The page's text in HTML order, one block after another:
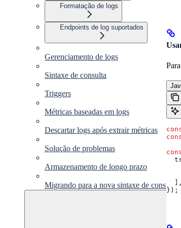
Formatação de logs
Endpoints de log suportados
Gerenciamento de logs
Sintaxe de consulta
Triggers
Métricas baseadas em logs
Descartar logs após extrair métricas
Solução de problemas
Armazenamento de longo prazo
Migrando para a nova sintaxe de consulta
  ],
});